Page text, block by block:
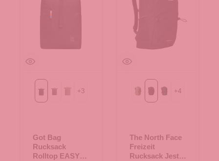
Blackalgaebass
+3
Got Bag
Rucksack
Rolltop EASY
Bark Mist/TNF Black
BlackDeep Nori-TNF
+4
The North Face
Freizeit
Rucksack Jester